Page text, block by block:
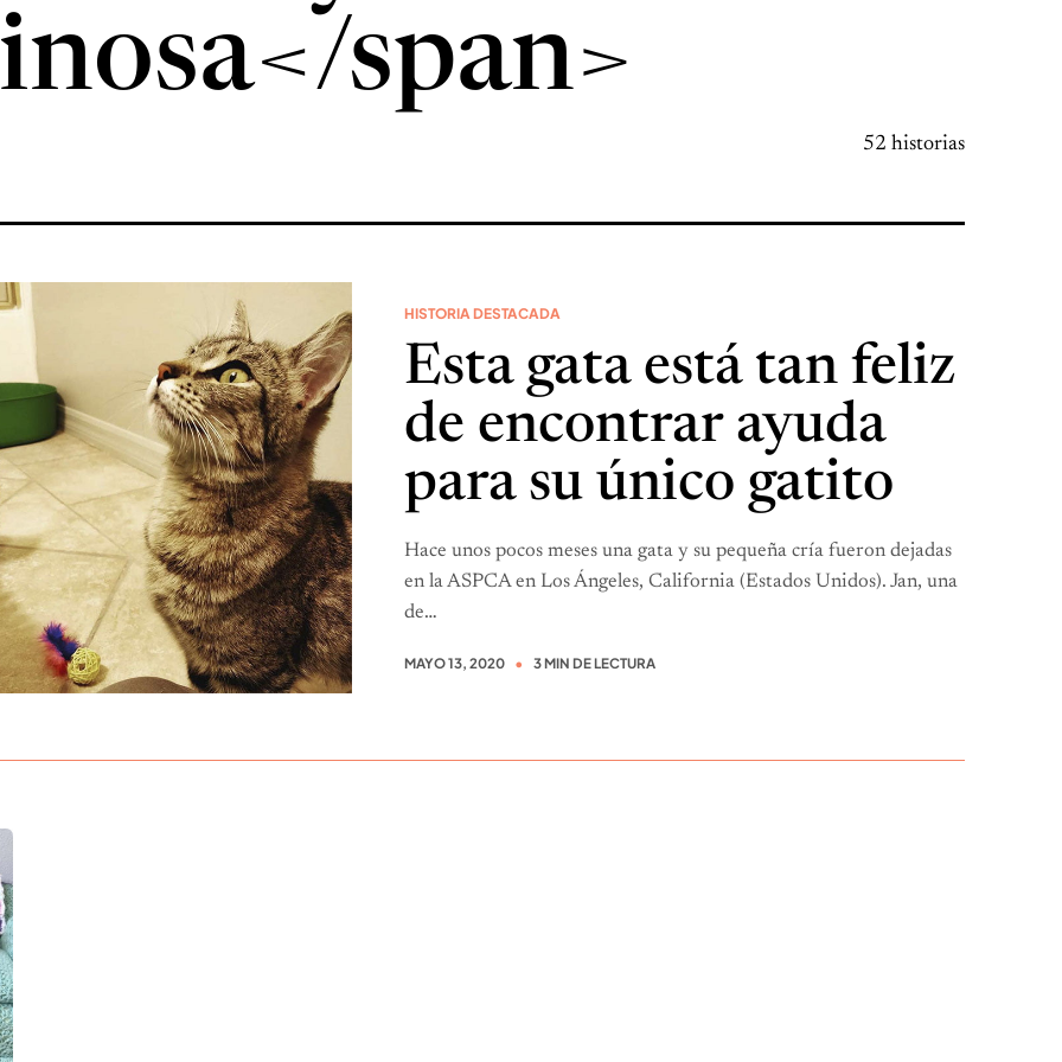
span>
52 historias
HISTORIA DESTACADA
Esta gata está tan feliz
de encontrar ayuda
para su único gatito
Hace unos pocos meses una gata y su pequeña cría fueron dejadas
en la ASPCA en Los Ángeles, California (Estados Unidos). Jan, una
de…
MAYO 13, 2020 3 MIN DE LECTURA